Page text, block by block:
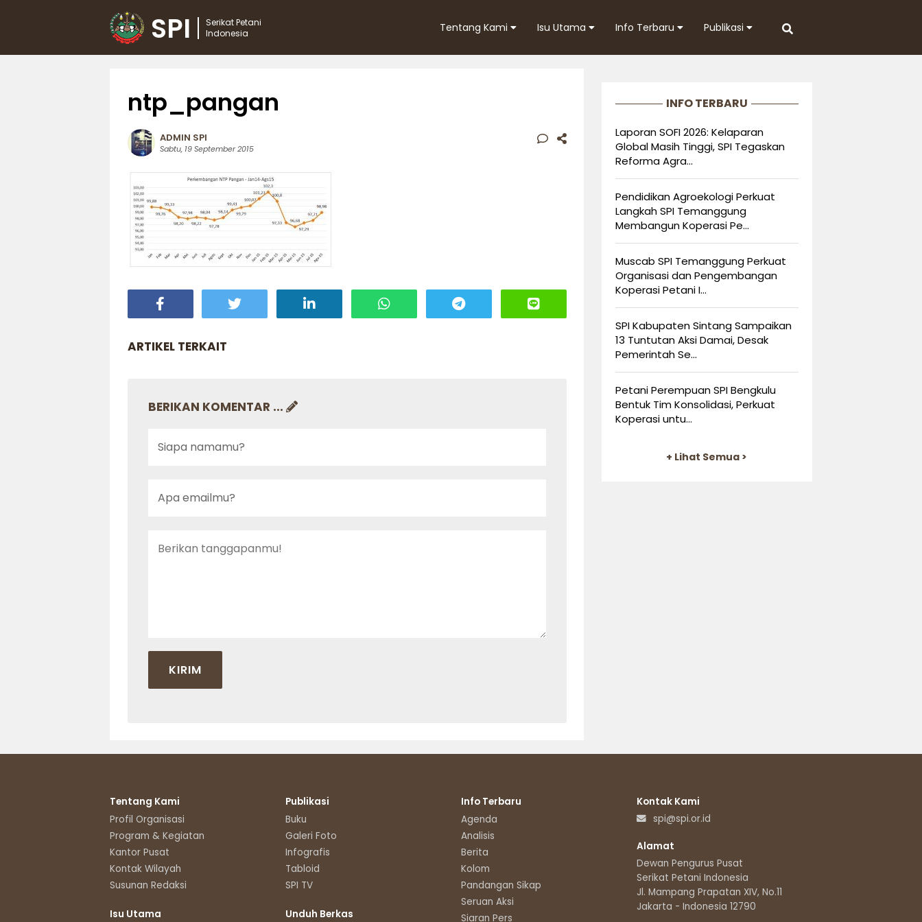
SPI
Serikat Petani
Indonesia
Tentang Kami Isu Utama Info Terbaru Publikasi
ntp_pangan
ADMIN SPI
Sabtu, 19 September 2015
ARTIKEL TERKAIT
BERIKAN KOMENTAR ...
INFO TERBARU
Laporan SOFI 2026: Kelaparan
Global Masih Tinggi, SPI Tegaskan
Reforma Agra...
Pendidikan Agroekologi Perkuat
Langkah SPI Temanggung
Membangun Koperasi Pe...
Muscab SPI Temanggung Perkuat
Organisasi dan Pengembangan
Koperasi Petani I...
SPI Kabupaten Sintang Sampaikan
13 Tuntutan Aksi Damai, Desak
Pemerintah Se...
Petani Perempuan SPI Bengkulu
Bentuk Tim Konsolidasi, Perkuat
Koperasi untu...
+ Lihat Semua >
Tentang Kami
Profil Organisasi
Program & Kegiatan
Kantor Pusat
Kontak Wilayah
Susunan Redaksi
Isu Utama
Publikasi
Buku
Galeri Foto
Infografis
Tabloid
SPI TV
Unduh Berkas
Info Terbaru
Agenda
Analisis
Berita
Kolom
Pandangan Sikap
Seruan Aksi
Siaran Pers
Kontak Kami
spi@spi.or.id
Alamat
Dewan Pengurus Pusat
Serikat Petani Indonesia
Jl. Mampang Prapatan XIV, No.11
Jakarta - Indonesia 12790